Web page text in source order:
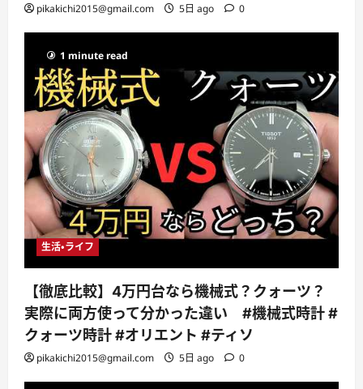
pikakichi2015@gmail.com 5日 ago 0
1 minute read
生活・ライフ
【徹底比較】4万円台なら機械式？クォーツ？
実際に両方使って分かった違い #機械式時計 #
クォーツ時計 #オリエント #ティソ
pikakichi2015@gmail.com 5日 ago 0